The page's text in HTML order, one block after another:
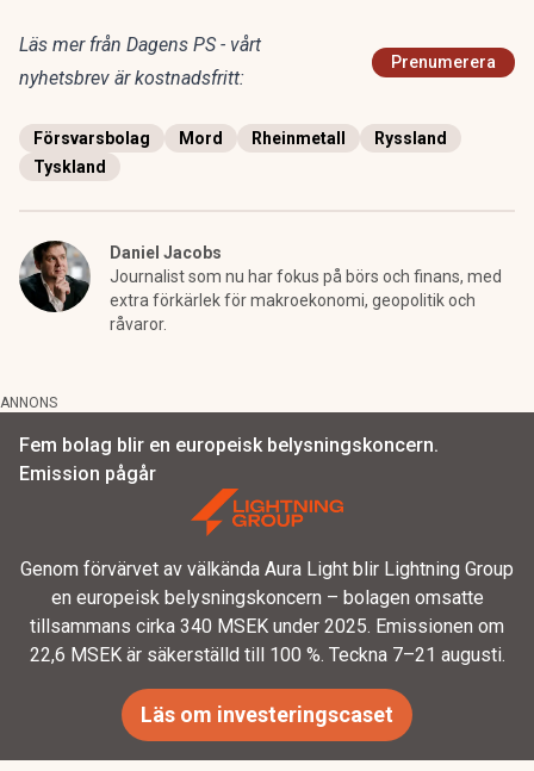
Läs mer från Dagens PS - vårt
nyhetsbrev är kostnadsfritt:
Prenumerera
Försvarsbolag Mord Rheinmetall
Ryssland
Tyskland
Daniel Jacobs
Journalist som nu har fokus på börs och finans, med
extra förkärlek för makroekonomi, geopolitik och
råvaror.
ANNONS
Fem bolag blir en europeisk belysningskoncern.
Emission pågår
Genom förvärvet av välkända Aura Light blir Lightning Group
en europeisk belysningskoncern – bolagen omsatte
tillsammans cirka 340 MSEK under 2025. Emissionen om
22,6 MSEK är säkerställd till 100 %. Teckna 7–21 augusti.
Läs om investeringscaset